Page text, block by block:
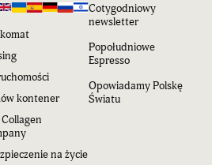
kontener
na życie
Cotygodniowy
newsletter
Popołudniowe
Espresso
Opowiadamy Polskę
Światu